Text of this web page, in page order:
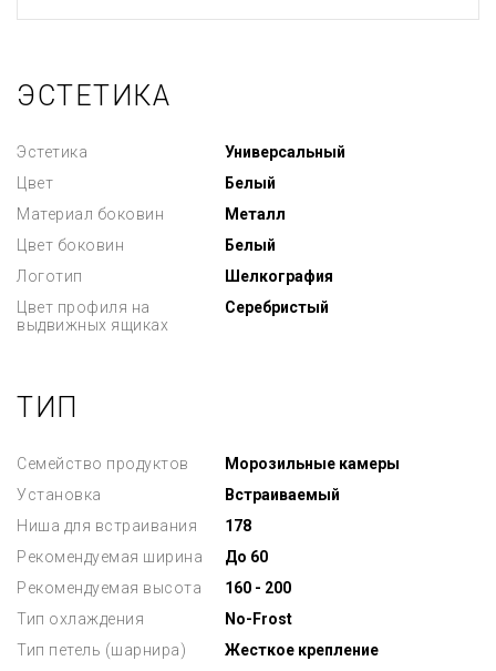
ЭСТЕТИКА
Эстетика
Универсальный
Цвет
Белый
Материал боковин
Металл
Цвет боковин
Белый
Логотип
Шелкография
Цвет профиля на
выдвижных ящиках
Серебристый
ТИП
Семейство продуктов
Морозильные камеры
Установка
Встраиваемый
Ниша для встраивания
178
Рекомендуемая ширина
До 60
Рекомендуемая высота
160 - 200
Тип охлаждения
No-Frost
Тип петель (шарнира)
Жесткое крепление